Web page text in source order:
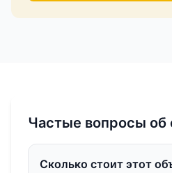
Частые вопросы об
Сколько стоит этот